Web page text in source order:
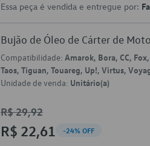
Essa peça é vendida e entregue por:
Bujão de Óleo de Cárter de
Compatibilidade: Amarok, Bora, CC, Fox,
Taos, Tiguan, Touareg, Up!, Virtus,
Unidade de venda: Unitário(a)
R$ 29,92
R$ 22,61 -24% OFF